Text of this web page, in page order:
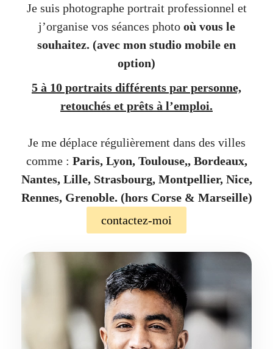
Je suis photographe portrait professionnel et
j’organise vos séances photo où vous le
souhaitez. (avec mon studio mobile en
option)
5 à 10 portraits différents par personne,
retouchés et prêts à l’emploi.
Je me déplace régulièrement dans des villes
comme : Paris, Lyon, Toulouse,, Bordeaux,
Nantes, Lille, Strasbourg, Montpellier, Nice,
Rennes, Grenoble. (hors Corse & Marseille)
contactez-moi